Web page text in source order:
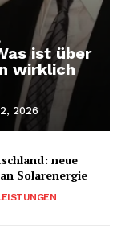
ist über
wirklich
2026
neue
Solarenergie